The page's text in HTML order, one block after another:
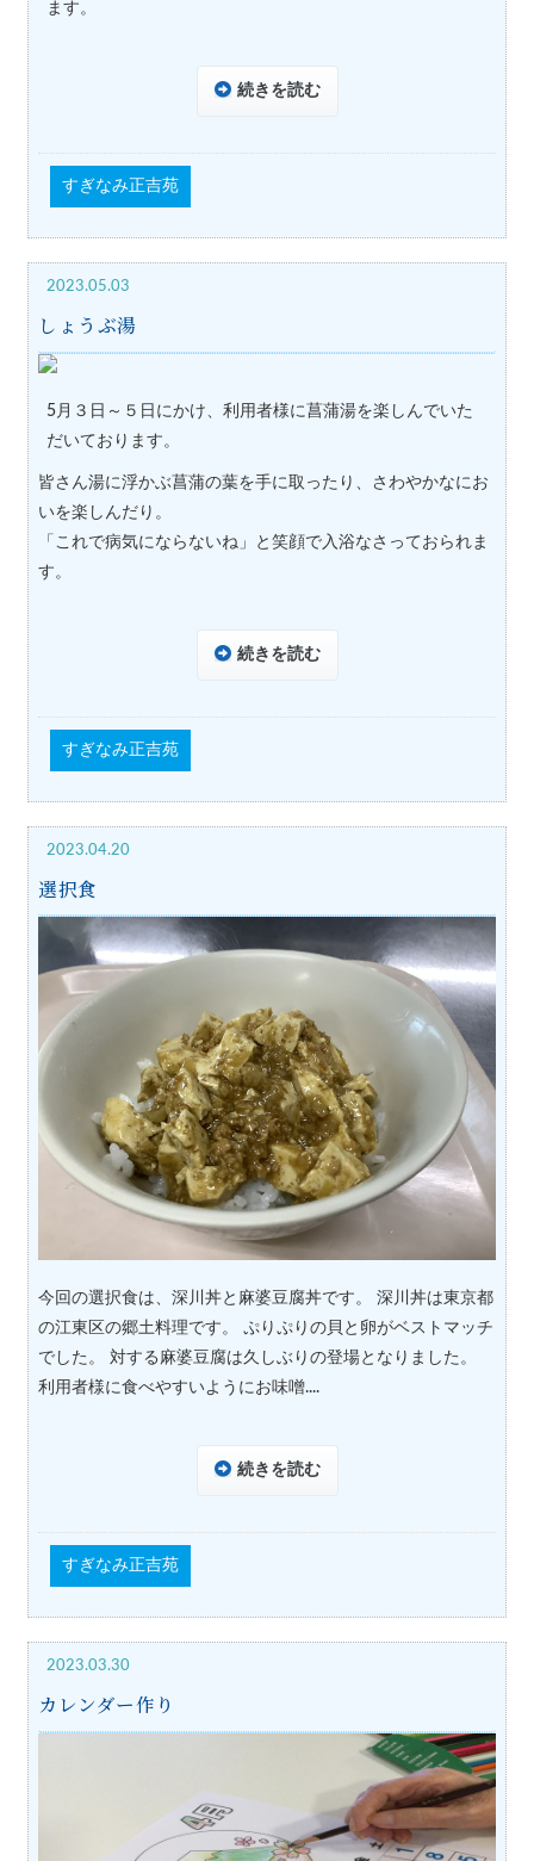
ます。
続きを読む
すぎなみ正吉苑
2023.05.03
しょうぶ湯
5月３日～５日にかけ、利用者様に菖蒲湯を楽しんでいた
だいております。
皆さん湯に浮かぶ菖蒲の葉を手に取ったり、さわやかなにお
いを楽しんだり。
「これで病気にならないね」と笑顔で入浴なさっておられま
す。
続きを読む
すぎなみ正吉苑
2023.04.20
選択食
今回の選択食は、深川丼と麻婆豆腐丼です。 深川丼は東京都
の江東区の郷土料理です。 ぷりぷりの貝と卵がベストマッチ
でした。 対する麻婆豆腐は久しぶりの登場となりました。
利用者様に食べやすいようにお味噌....
続きを読む
すぎなみ正吉苑
2023.03.30
カレンダー作り